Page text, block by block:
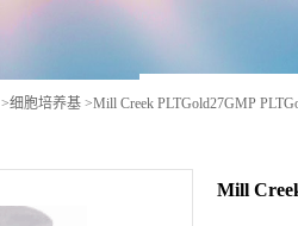
>细胞培养基 >Mill Creek PLTGold27GMP
Mill